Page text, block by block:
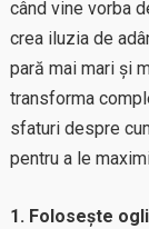
când vine vorba
crea iluzia de
pară mai mari și
transforma
sfaturi despre
pentru a le
1. Folosește